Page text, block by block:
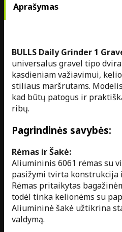
Aprašymas
BULLS Daily Grinder 1
universalus gravel tipo
kasdieniam važiavimui,
stiliaus maršrutams.
kad būtų patogus ir
ribų.
Pagrindinės savybės:
Rėmas ir Šakė:
Aliumininis 6061 rėmas su
pasižymi tvirta
Rėmas pritaikytas
todėl tinka kelionėms su
Aliumininė šakė užtikrina
valdymą.